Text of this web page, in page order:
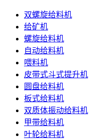
双螺旋给料机
给矿机
螺旋给料机
自动给料机
喂料机
皮带式斗式提升机
圆盘给料机
板式给料机
双质体振动给料机
甲带给料机
叶轮给料机